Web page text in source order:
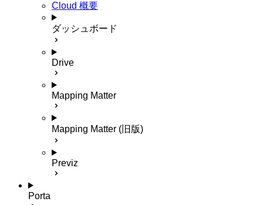
Cloud 概要
ダッシュボード
Drive
Mapping Matter
Mapping Matter (旧版)
Previz
Porta